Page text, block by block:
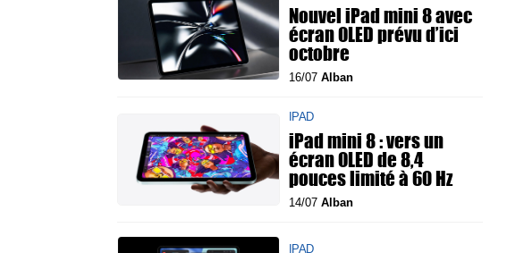
Nouvel iPad mini 8 avec
écran OLED prévu d’ici
octobre
16/07 Alban
IPAD
iPad mini 8 : vers un
écran OLED de 8,4
pouces limité à 60 Hz
14/07 Alban
IPAD